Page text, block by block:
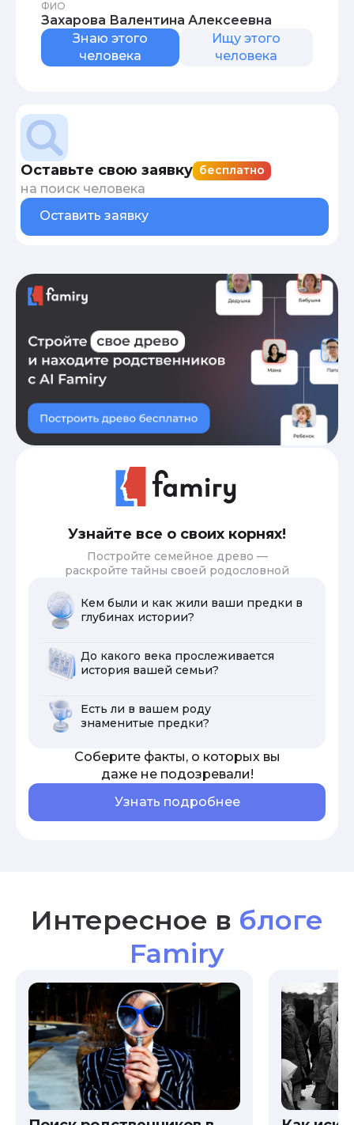
ФИО
Захарова Валентина Алексеевна
Знаю этого
человека
Ищу этого
человека
Оставьте свою заявку бесплатно
на поиск человека
Оставить заявку
Узнайте все о своих корнях!
Постройте семейное древо —
раскройте тайны своей родословной
Кем были и как жили ваши предки в
глубинах истории?
До какого века прослеживается
история вашей семьи?
Есть ли в вашем роду
знаменитые предки?
Соберите факты, о которых вы
даже не подозревали!
Узнать подробнее
Интересное в блоге
Famiry